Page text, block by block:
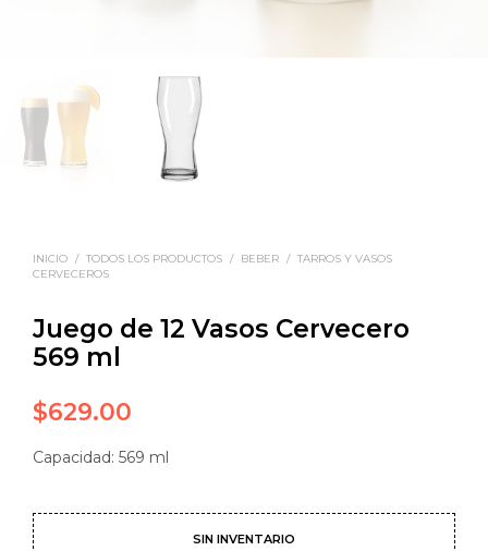
INICIO / TODOS LOS PRODUCTOS / BEBER / TARROS Y VASOS
CERVECEROS
Juego de 12 Vasos Cervecero
569 ml
$629.00
Capacidad: 569 ml
SIN INVENTARIO